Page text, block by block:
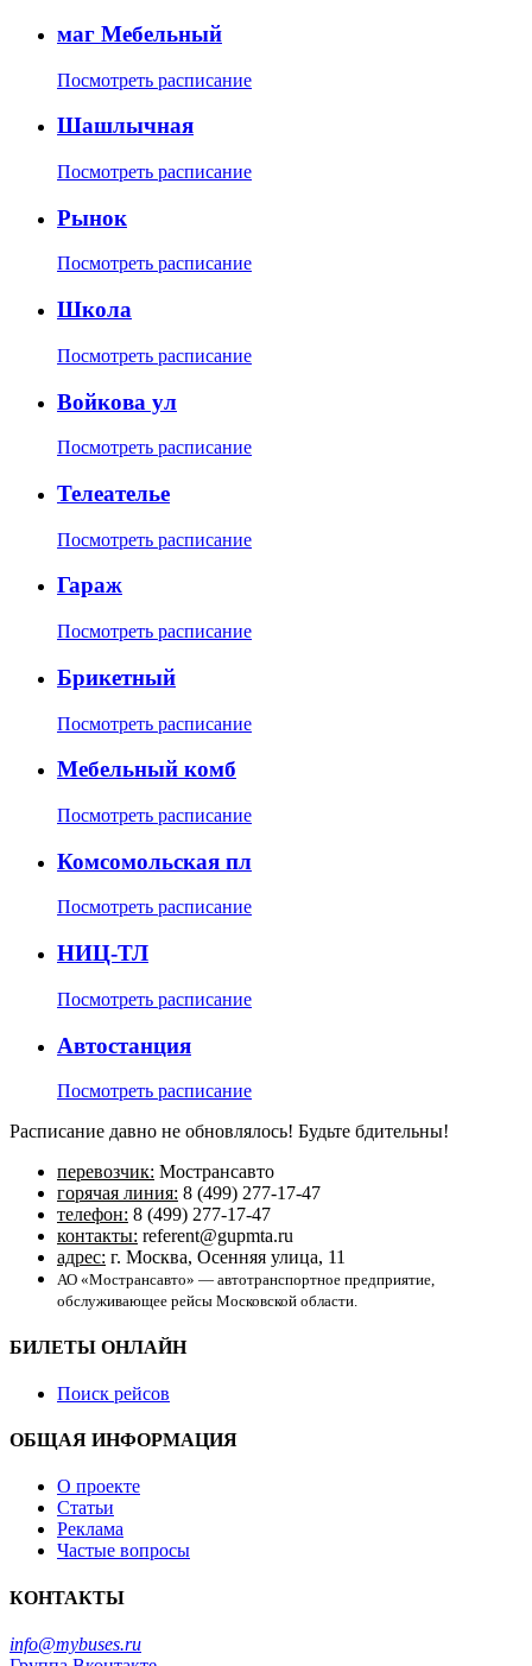
маг Мебельный
Посмотреть расписание
Шашлычная
Посмотреть расписание
Рынок
Посмотреть расписание
Школа
Посмотреть расписание
Войкова ул
Посмотреть расписание
Телеателье
Посмотреть расписание
Гараж
Посмотреть расписание
Брикетный
Посмотреть расписание
Мебельный комб
Посмотреть расписание
Комсомольская пл
Посмотреть расписание
НИЦ-ТЛ
Посмотреть расписание
Автостанция
Посмотреть расписание
Расписание давно не обновлялось! Будьте бдительны!
перевозчик: Мострансавто
горячая линия: 8 (499) 277-17-47
телефон: 8 (499) 277-17-47
контакты: referent@gupmta.ru
адрес: г. Москва, Осенняя улица, 11
АО «Мострансавто» — автотранспортное предприятие,
обслуживающее рейсы Московской области.
БИЛЕТЫ ОНЛАЙН
Поиск рейсов
ОБЩАЯ ИНФОРМАЦИЯ
О проекте
Статьи
Реклама
Частые вопросы
КОНТАКТЫ
info@mybuses.ru